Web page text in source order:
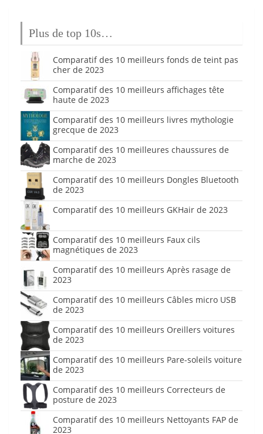
Plus de top 10s…
Comparatif des 10 meilleurs fonds de teint pas
cher de 2023
Comparatif des 10 meilleurs affichages tête
haute de 2023
Comparatif des 10 meilleurs livres mythologie
grecque de 2023
Comparatif des 10 meilleures chaussures de
marche de 2023
Comparatif des 10 meilleurs Dongles Bluetooth
de 2023
Comparatif des 10 meilleurs GKHair de 2023
Comparatif des 10 meilleurs Faux cils
magnétiques de 2023
Comparatif des 10 meilleurs Après rasage de
2023
Comparatif des 10 meilleurs Câbles micro USB
de 2023
Comparatif des 10 meilleurs Oreillers voitures
de 2023
Comparatif des 10 meilleurs Pare-soleils voiture
de 2023
Comparatif des 10 meilleurs Correcteurs de
posture de 2023
Comparatif des 10 meilleurs Nettoyants FAP de
2023